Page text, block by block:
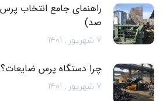
راهنمای جامع انتخاب
صد)
7 شهریور , 1401
چرا دستگاه پرس ضایعات؟
7 شهریور , 1401